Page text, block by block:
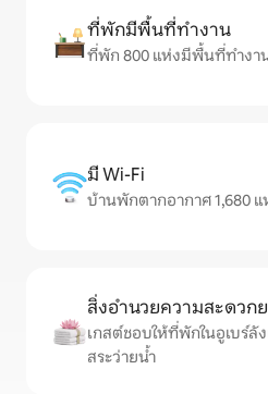
ที่พักมีพื้นที่ทำงาน
ที่พัก 800 แห่งมีพื้นที่ทำงา
มี Wi-Fi
บ้านพักตากอากาศ 1,680 แ
สิ่งอำนวยความสะดวก
เกสต์ชอบให้ที่พักในอูเบร์ลั
สระว่ายน้ำ